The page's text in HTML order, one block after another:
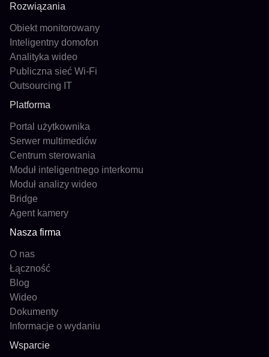
Rozwiązania
Obiekt monitorowany
Inteligentny domofon
Analityka wideo
Publiczna sieć Wi-Fi
Outsourcing IT
Platforma
Portal użytkownika
Serwer multimediów
Centrum sterowania
Moduł inteligentnego interkomu
Moduł analizy wideo
Bridge
Agent kamery
Nasza firma
O nas
Łączność
Blog
Wideo
Dokumenty
Informacje o wydaniu
Wsparcie